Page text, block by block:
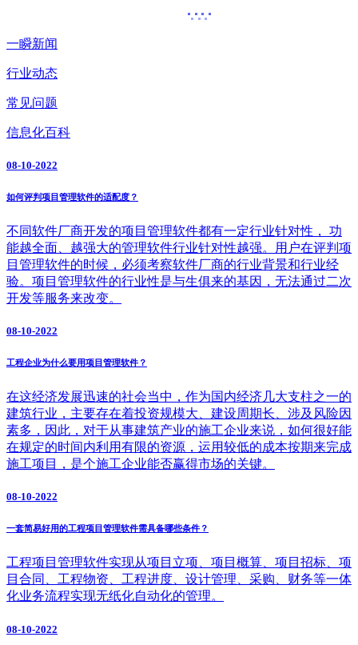
一瞬新闻
行业动态
常见问题
信息化百科
08-10-2022
如何评判项目管理软件的适配度？
不同软件厂商开发的项目管理软件都有一定行业针对性， 功
能越全面、越强大的管理软件行业针对性越强。用户在评判项
目管理软件的时候，必须考察软件厂商的行业背景和行业经
验。项目管理软件的行业性是与生俱来的基因，无法通过二次
开发等服务来改变。
08-10-2022
工程企业为什么要用项目管理软件？
在这经济发展迅速的社会当中，作为国内经济几大支柱之一的
建筑行业，主要存在着投资规模大、建设周期长、涉及风险因
素多，因此，对于从事建筑产业的施工企业来说，如何很好能
在规定的时间内利用有限的资源，运用较低的成本按期来完成
施工项目，是个施工企业能否赢得市场的关键。
08-10-2022
一套简易好用的工程项目管理软件需具备哪些条件？
工程项目管理软件实现从项目立项、项目概算、项目招标、项
目合同、工程物资、工程进度、设计管理、采购、财务等一体
化业务流程实现无纸化自动化的管理。
08-10-2022